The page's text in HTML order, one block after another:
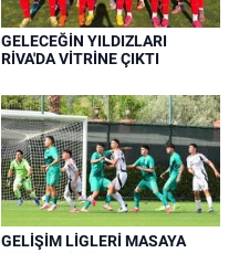
GELECEĞİN YILDIZLARI
RİVA'DA VİTRİNE ÇIKTI
GELİŞİM LİGLERİ MASAYA